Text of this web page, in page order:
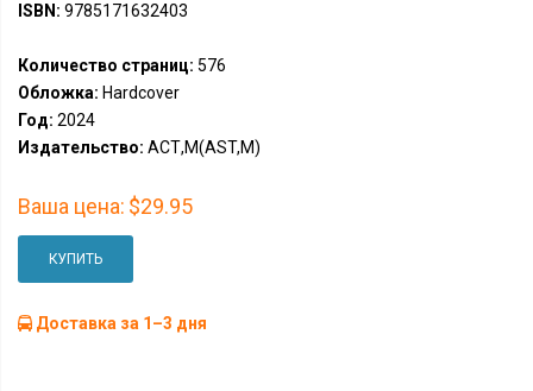
ISBN: 9785171632403
Количество страниц: 576
Обложка: Hardcover
Год: 2024
Издательство: АСТ,М(AST,M)
Ваша цена: $29.95
КУПИТЬ
Доставка за 1–3 дня